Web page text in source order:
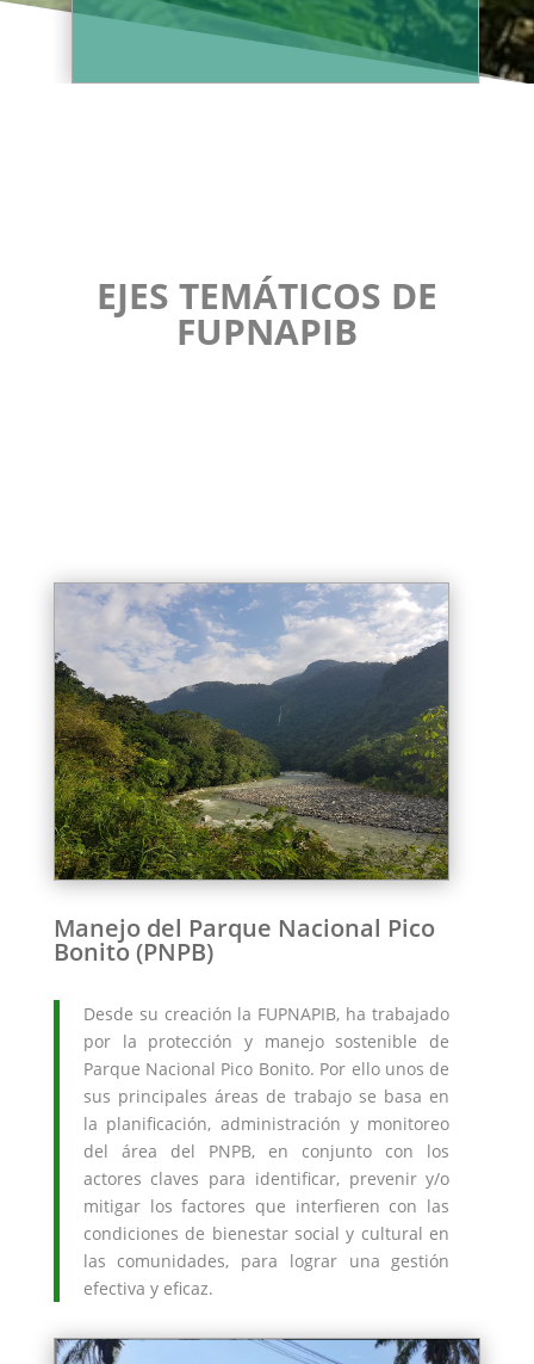
EJES TEMÁTICOS DE
FUPNAPIB
Manejo del Parque Nacional Pico
Bonito (PNPB)
Desde su creación la FUPNAPIB, ha trabajado
por la protección y manejo sostenible de
Parque Nacional Pico Bonito. Por ello unos de
sus principales áreas de trabajo se basa en
la planificación, administración y monitoreo
del área del PNPB, en conjunto con los
actores claves para identificar, prevenir y/o
mitigar los factores que interfieren con las
condiciones de bienestar social y cultural en
las comunidades, para lograr una gestión
efectiva y eficaz.